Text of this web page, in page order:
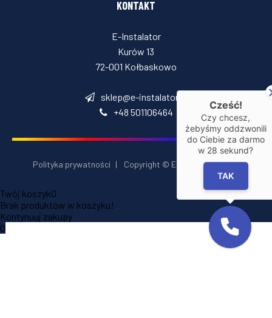
KONTAKT
E-Instalator
Kurów 13
72-001 Kołbaskowo
sklep@e-instalator.pl
+48 501106464
Polityka prywatności | Copyright © E‑Installator 2026
Twój koszyk0
Brak produktów w koszyku!
Kontynuuj zakupy
0
Cześć!
Czy chcesz,
żebyśmy oddzwonili
do Ciebie za darmo
w 28 sekund?
TAK